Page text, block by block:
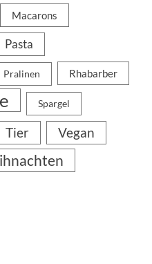
Macarons
Pasta
Pralinen Rhabarber
Spargel
Tier Vegan